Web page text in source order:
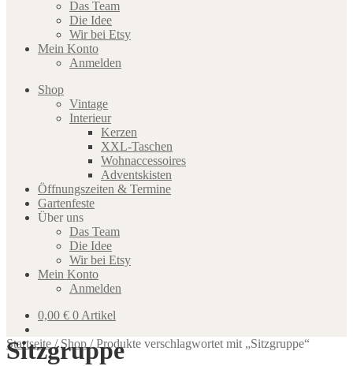
Das Team
Die Idee
Wir bei Etsy
Mein Konto
Anmelden
Shop
Vintage
Interieur
Kerzen
XXL-Taschen
Wohnaccessoires
Adventskisten
Öffnungszeiten & Termine
Gartenfeste
Über uns
Das Team
Die Idee
Wir bei Etsy
Mein Konto
Anmelden
0,00 € 0 Artikel
Startseite /Shop /Produkte verschlagwortet mit „Sitzgruppe“
Sitzgruppe